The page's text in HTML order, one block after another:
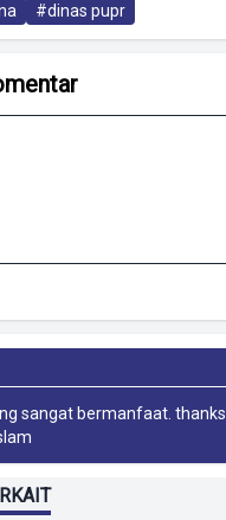
#dinas pupr
sangat bermanfaat. thanks